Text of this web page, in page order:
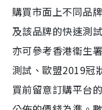
購買市面上不同品
及該品牌的快速測
亦可參考香港衞生
測試、歐盟2019冠
買前留意訂購平台